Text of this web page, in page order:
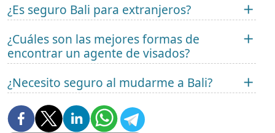
¿Es seguro Bali para extranjeros?
¿Cuáles son las mejores formas de
encontrar un agente de visados?
¿Necesito seguro al mudarme a Bali?